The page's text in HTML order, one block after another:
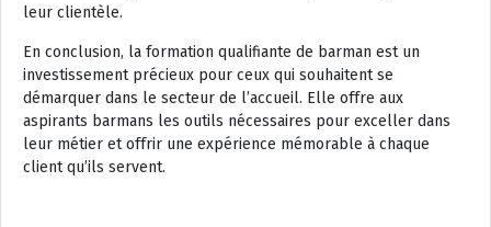
leur clientèle.
En conclusion, la formation qualifiante de barman est un
investissement précieux pour ceux qui souhaitent se
démarquer dans le secteur de l’accueil. Elle offre aux
aspirants barmans les outils nécessaires pour exceller dans
leur métier et offrir une expérience mémorable à chaque
client qu’ils servent.